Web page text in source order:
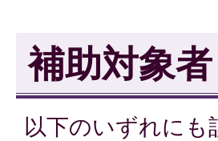
補助対象者
以下のいずれに